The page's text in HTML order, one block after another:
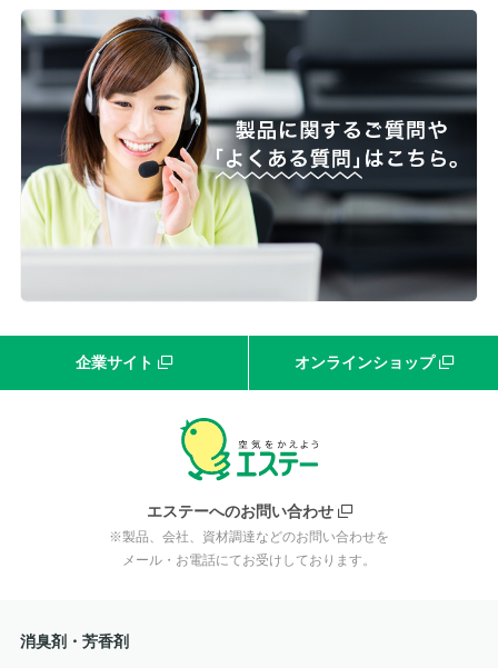
企業サイト オンラインショップ
エステーへのお問い合わせ
※製品、会社、資材調達などのお問い合わせを
メール・お電話にてお受けしております。
消臭剤・芳香剤